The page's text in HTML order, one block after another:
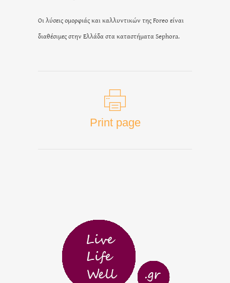
Οι λύσεις ομορφιάς και καλλυντικών της Foreo είναι
διαθέσιμες στην Ελλάδα στα καταστήματα Sephora.
Print page